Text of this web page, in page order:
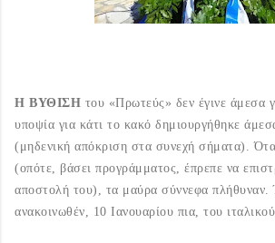
Η ΒΥΘΙΣΗ του «Πρωτεύς» δεν έγινε άμεσα
υποψία για κάτι το κακό δημιουργήθηκε
(μηδενική απόκριση στα συνεχή σήματα).
(οπότε, βάσει προγράμματος, έπρεπε να
αποστολή του), τα μαύρα σύννεφα πλήθυναν.
ανακοινωθέν, 10 Ιανουαρίου πια, του